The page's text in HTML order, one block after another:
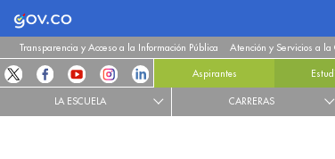
Logo Gobierno de Colombia
Transparencia y Acceso a la Información Pública Atención y Servicios a
Aspirantes
LA ESCUELA CARRERAS